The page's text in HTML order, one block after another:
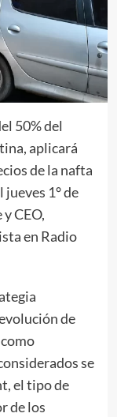
50% del
aplicará
de la nafta
1° de
CEO,
en Radio
de
se
el tipo de
de los